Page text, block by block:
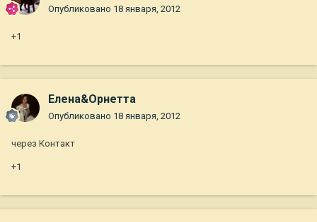
Опубликовано 18 января, 2012
+1
Елена&Орнетта
Опубликовано 18 января, 2012
через Контакт
+1